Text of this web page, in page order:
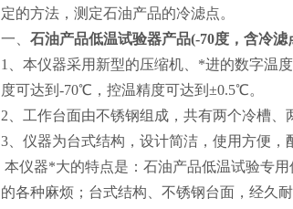
定的方法，测定石油产品的冷滤点。
一、 石油产品低温试验器产品(-70度，含冷滤
1、本仪器采用新型的压缩机、*进的数字温
度可达到-70℃，控温精度可达到±0.5℃。
2、工作台面由不锈钢组成，共有两个冷槽、
3、仪器为台式结构，设计简洁，使用方便，
本仪器*大的特点是：石油产品低温试验专
的各种麻烦；台式结构、不锈钢台面，经久耐